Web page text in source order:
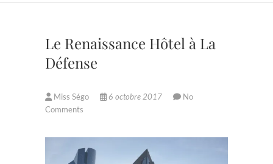
Le Renaissance Hôtel à La
Défense
Miss Ségo 6 octobre 2017
No
Comments